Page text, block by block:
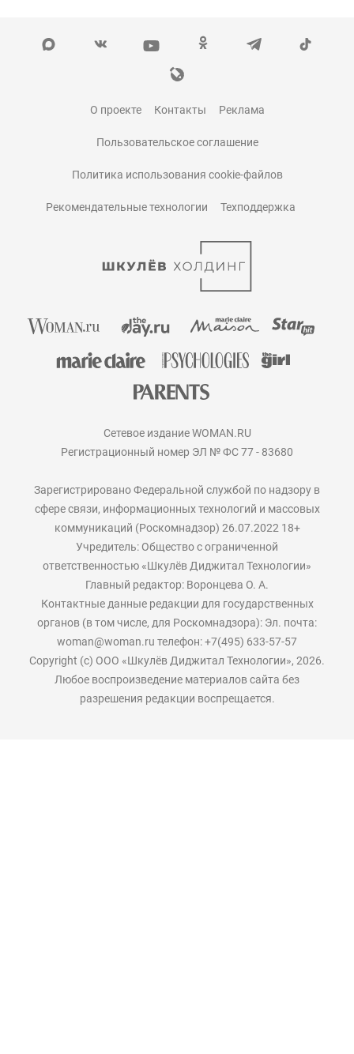
О проекте Контакты Реклама
Пользовательское соглашение
Политика использования cookie-файлов
Рекомендательные технологии Техподдержка
Сетевое издание WOMAN.RU
Регистрационный номер ЭЛ № ФС 77 - 83680
Зарегистрировано Федеральной службой по надзору в
сфере связи, информационных технологий и массовых
коммуникаций (Роскомнадзор) 26.07.2022 18+
Учредитель: Общество с ограниченной
ответственностью «Шкулёв Диджитал Технологии»
Главный редактор: Воронцева О. А.
Контактные данные редакции для государственных
органов (в том числе, для Роскомнадзора): Эл. почта:
woman@woman.ru телефон: +7(495) 633-57-57
Copyright (с) ООО «Шкулёв Диджитал Технологии», 2026.
Любое воспроизведение материалов сайта без
разрешения редакции воспрещается.